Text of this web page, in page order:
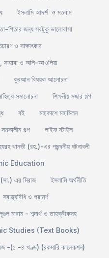
ইসলামি আদর্শ ও মতবাদ
পিতার জন্য সবটুকু ভালোবাসা
ও সাক্ষাৎকার
সাহাবা ও অলি-আওলিয়া
কুরআন বিষয়ক আলোচনা
সমালোচনা
শিক্ষনীয় মজার গল্প
বই
মহাকাশে মহামিলন
সমকালীন গল্প
লাইফ স্টাইল
থানভী (রহ.)-এর পছন্দনীয় ঘটনাবলী
Education
এর মিরাজ
ইসলামি অর্থনীতি
স্বাস্থ্যবিধি ও পরামর্শ
মারাম - শব্দার্থ ও তাহক্বীকসহ
Studies (Text Books)
-(১ -৪ খণ্ড) (রকমারি কালেকশন)